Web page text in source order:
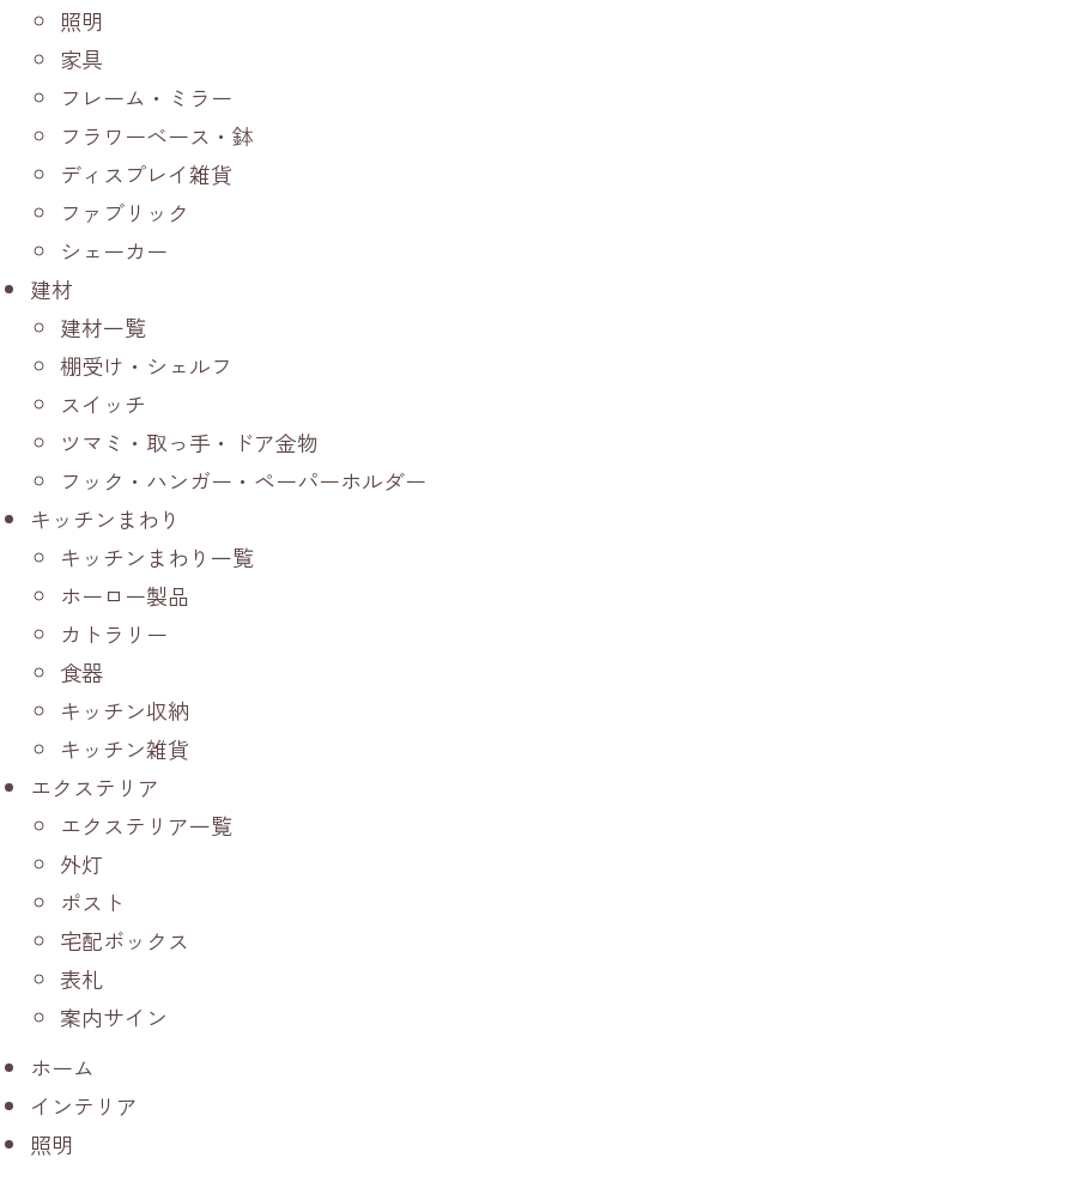
照明
家具
フレーム・ミラー
フラワーベース・鉢
ディスプレイ雑貨
ファブリック
シェーカー
建材
建材一覧
棚受け・シェルフ
スイッチ
ツマミ・取っ手・ドア金物
フック・ハンガー・ペーパーホルダー
キッチンまわり
キッチンまわり一覧
ホーロー製品
カトラリー
食器
キッチン収納
キッチン雑貨
エクステリア
エクステリア一覧
外灯
ポスト
宅配ボックス
表札
案内サイン
ホーム
インテリア
照明